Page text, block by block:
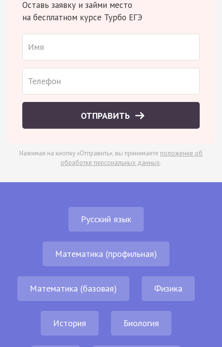
Оставь заявку и займи место
на бесплатном курсе Турбо ЕГЭ
ОТПРАВИТЬ
Нажимая на кнопку «Отправить», вы принимаете положение об
обработке персональных данных.
Русский язык
Математика (профильная)
Математика (базовая) Физика
История Биология